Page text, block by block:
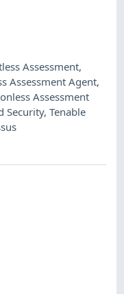
Assessment,
Assessment Agent,
Assessment
Security,Tenable